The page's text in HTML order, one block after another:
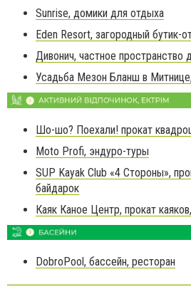
Sunrise, домики для отдыха
Eden Resort, загородный бутик-
Дивонич, частное пространство
Усадьба Мезон Бланш в
Шо-шо? Поехали! прокат
Moto Profi, эндуро-туры
SUP Kayak Club «4 Стороны»,
байдарок
Каяк Каное Центр, прокат
DobroPool, бассейн, ресторан